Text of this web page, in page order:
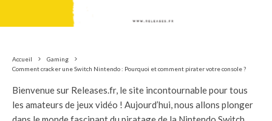
Accueil
Gaming
Comment cracker une Switch Nintendo : Pourquoi et comment pirater votre console ?
Bienvenue sur Releases.fr, le site incontournable pour tous
les amateurs de jeux vidéo ! Aujourd’hui, nous allons plonger